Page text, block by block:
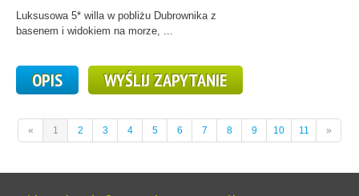
Luksusowa 5* willa w pobliżu Dubrownika z
basenem i widokiem na morze, ...
OPIS WYŚLIJ ZAPYTANIE
« 1 2 3 4 5 6 7 8 9 10 11 »